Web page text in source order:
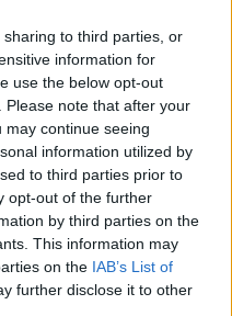
to third parties, or
information for
use the below opt-out
note that after your
continue seeing
information utilized by
to third parties prior to
opt-out of the further
by third parties on the
This information may
on the IAB’s List of
further disclose it to other
που παλέψαμε
δεν άρμοζε στην
τη χρονιά.
το top 5, είναι από
τα πάντα και έχει
και στιγμή σε
καλοί άνθρωποι